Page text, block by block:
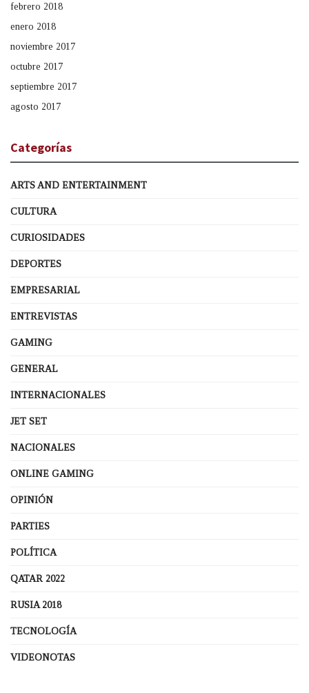
febrero 2018
enero 2018
noviembre 2017
octubre 2017
septiembre 2017
agosto 2017
Categorías
ARTS AND ENTERTAINMENT
CULTURA
CURIOSIDADES
DEPORTES
EMPRESARIAL
ENTREVISTAS
GAMING
GENERAL
INTERNACIONALES
JET SET
NACIONALES
ONLINE GAMING
OPINIÓN
PARTIES
POLÍTICA
QATAR 2022
RUSIA 2018
TECNOLOGÍA
VIDEONOTAS